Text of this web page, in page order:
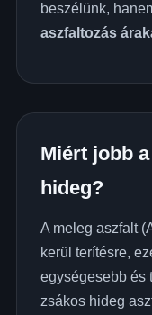
beszélünk,
aszfaltozás
Miért jobb
hideg?
A meleg aszfalt
kerül terítésre,
egységesebb és
zsákos hideg